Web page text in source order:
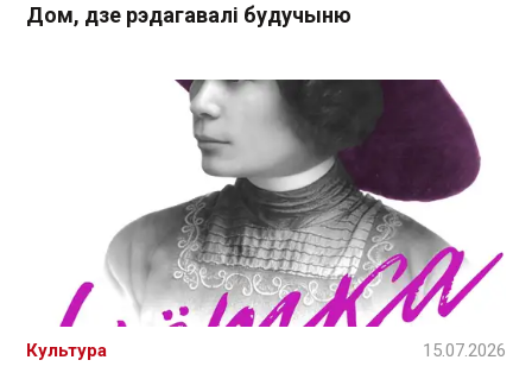
Дом, дзе рэдагавалі будучыню
Культура 15.07.2026